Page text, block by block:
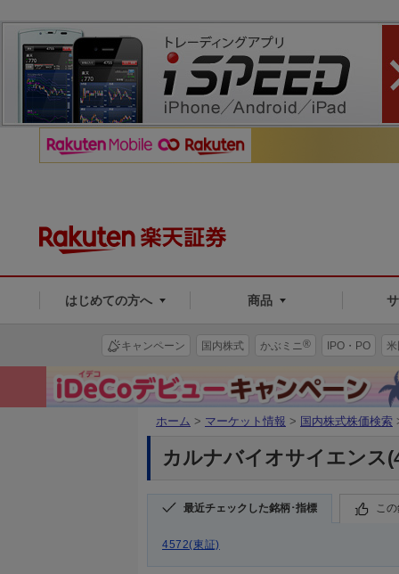
はじめての方へ 商品
キャンペーン 国内株式 かぶミニ ® IPO・PO
ホーム > マーケット情報 > 国内株式株価検索
カルナバイオサイエンス
最近チェックした銘柄･指標 こ
4572(東証)